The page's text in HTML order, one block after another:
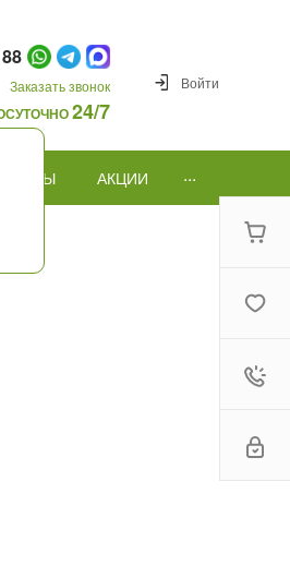
Заказать звонок
24/7
Войти
ШАРЫ АКЦИИ ...